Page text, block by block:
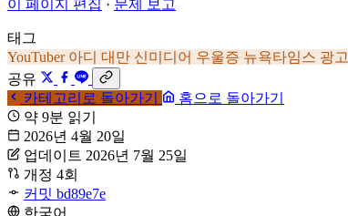
이 페이지 편집 · 문제 보고
태그
YouTuber 아디 대만 신미디어 우울증 뉴욕타임스 광고
공유
카테고리로 돌아가기
홈으로 돌아가기
약 9분 읽기
2026년 4월 20일
업데이트 2026년 7월 25일
개정 4회
커밋 bd89e7e
한국어